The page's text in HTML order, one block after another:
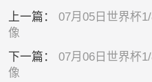
上一篇： 07月05日世界杯
像
下一篇： 07月06日世界杯
像